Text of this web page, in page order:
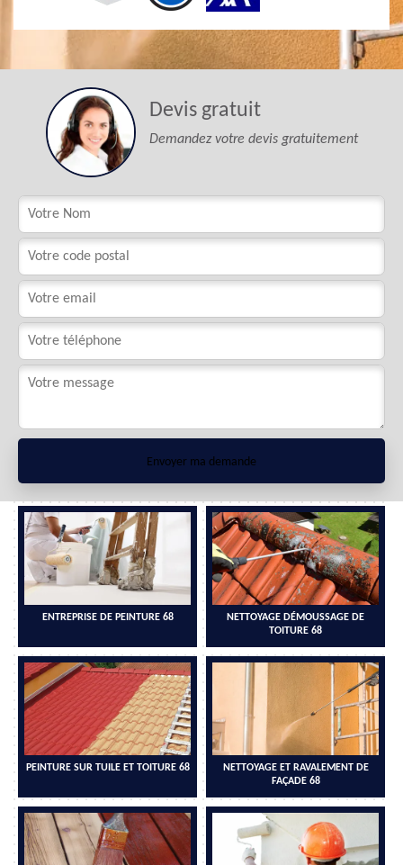
Devis gratuit
Demandez votre devis gratuitement
ENTREPRISE DE PEINTURE 68
NETTOYAGE DÉMOUSSAGE DE
TOITURE 68
PEINTURE SUR TUILE ET TOITURE 68
NETTOYAGE ET RAVALEMENT DE
FAÇADE 68